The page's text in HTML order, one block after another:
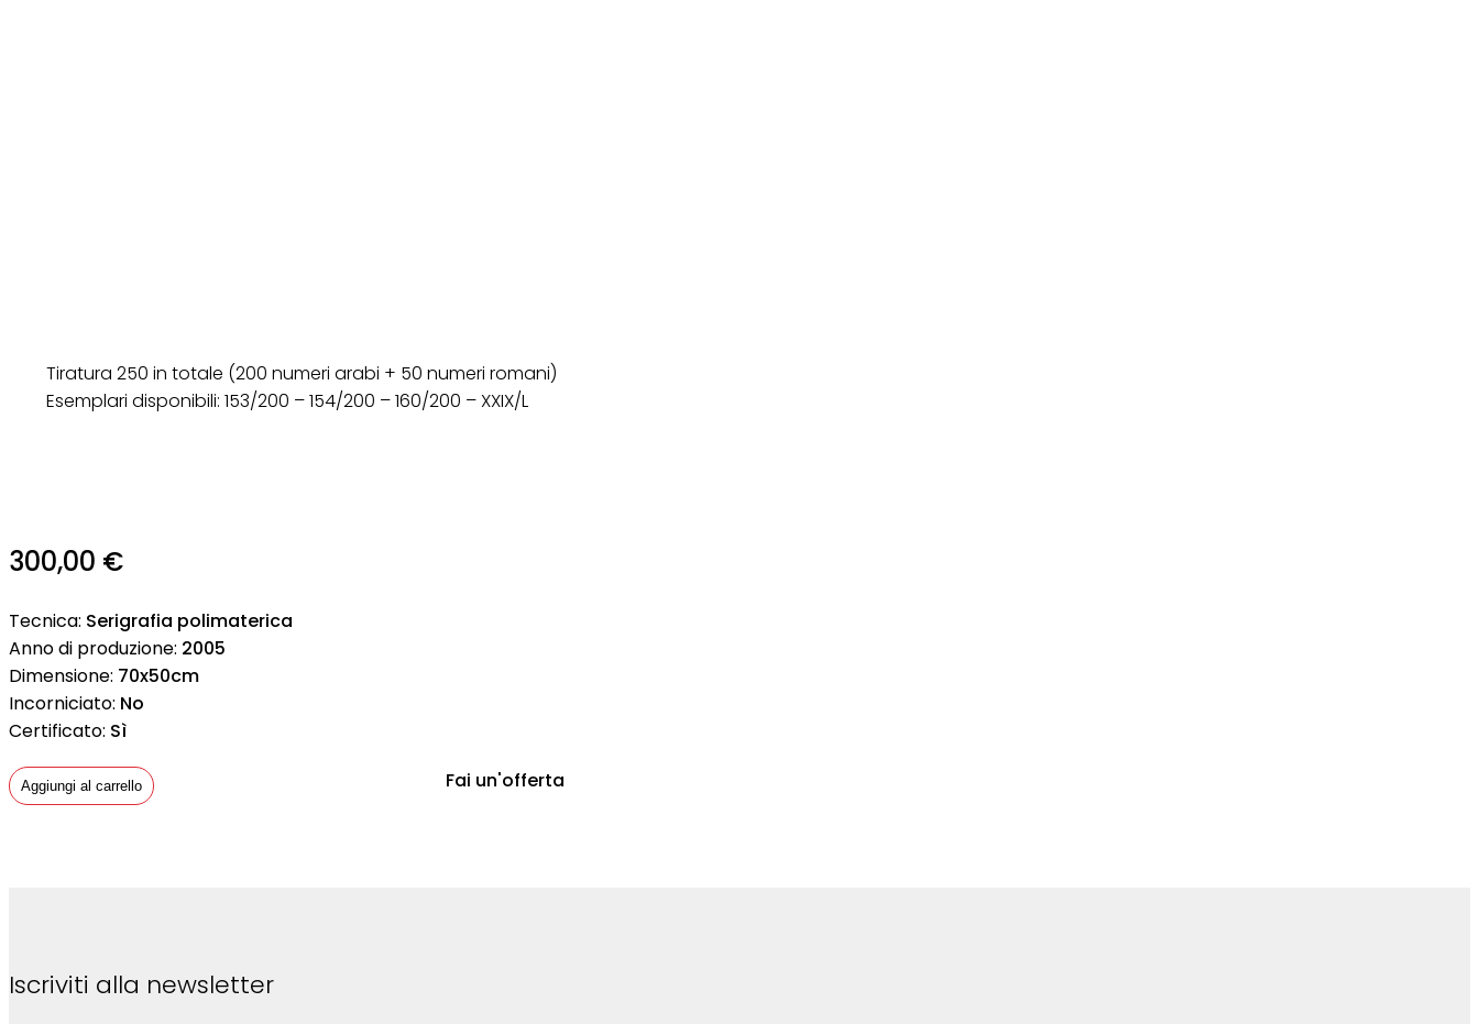
Tiratura 250 in totale (200 numeri arabi + 50 numeri romani)
Esemplari disponibili: 153/200 – 154/200 – 160/200 – XXIX/L
300,00 €
Tecnica: Serigrafia polimaterica
Anno di produzione: 2005
Dimensione: 70x50cm
Incorniciato: No
Certificato: Sì
Aggiungi al carrello Fai un'offerta
Iscriviti alla newsletter